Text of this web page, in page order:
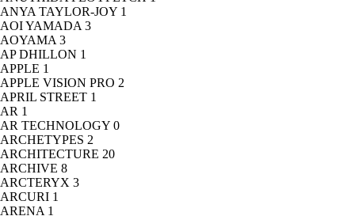
ANYA TAYLOR-JOY 1
AOI YAMADA 3
AOYAMA 3
AP DHILLON 1
APPLE 1
APPLE VISION PRO 2
APRIL STREET 1
AR 1
AR TECHNOLOGY 0
ARCHETYPES 2
ARCHITECTURE 20
ARCHIVE 8
ARCTERYX 3
ARCURI 1
ARENA 1